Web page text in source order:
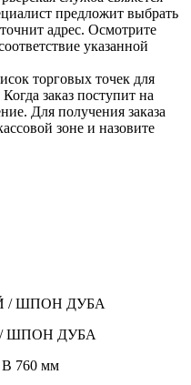
предложит выбрать
адрес. Осмотрите
указанной
торговых точек для
заказ поступит на
Для получения заказа
зоне и назовите
/ ШПОН ДУБА
ШПОН ДУБА
760 мм